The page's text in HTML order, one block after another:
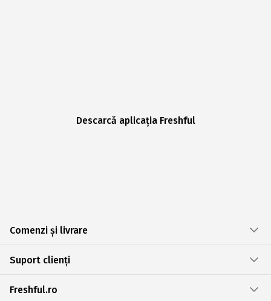
Descarcă aplicația Freshful
Comenzi și livrare
Suport clienți
Freshful.ro